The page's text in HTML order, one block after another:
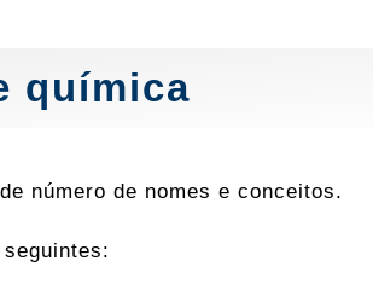
química
número de nomes e conceitos.